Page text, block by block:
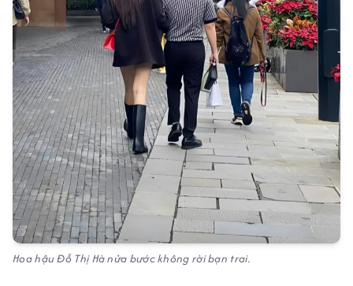
Hoa hậu Đỗ Thị Hà nửa bước không rời bạn trai.